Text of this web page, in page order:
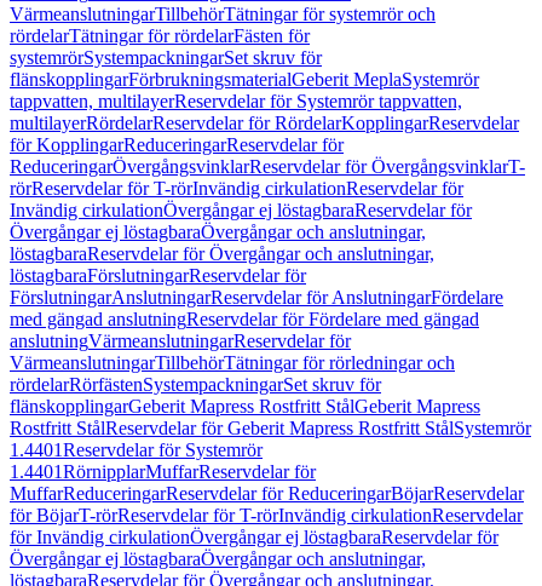
VärmeanslutningarTillbehörTätningar för systemrör och
rördelarTätningar för rördelarFästen för
systemrörSystempackningarSet skruv för
flänskopplingarFörbrukningsmaterialGeberit MeplaSystemrör
tappvatten, multilayerReservdelar för Systemrör tappvatten,
multilayerRördelarReservdelar för RördelarKopplingarReservdelar
för KopplingarReduceringarReservdelar för
ReduceringarÖvergångsvinklarReservdelar för ÖvergångsvinklarT-
rörReservdelar för T-rörInvändig cirkulationReservdelar för
Invändig cirkulationÖvergångar ej löstagbaraReservdelar för
Övergångar ej löstagbaraÖvergångar och anslutningar,
löstagbaraReservdelar för Övergångar och anslutningar,
löstagbaraFörslutningarReservdelar för
FörslutningarAnslutningarReservdelar för AnslutningarFördelare
med gängad anslutningReservdelar för Fördelare med gängad
anslutningVärmeanslutningarReservdelar för
VärmeanslutningarTillbehörTätningar för rörledningar och
rördelarRörfästenSystempackningarSet skruv för
flänskopplingarGeberit Mapress Rostfritt StålGeberit Mapress
Rostfritt StålReservdelar för Geberit Mapress Rostfritt StålSystemrör
1.4401Reservdelar för Systemrör
1.4401RörnipplarMuffarReservdelar för
MuffarReduceringarReservdelar för ReduceringarBöjarReservdelar
för BöjarT-rörReservdelar för T-rörInvändig cirkulationReservdelar
för Invändig cirkulationÖvergångar ej löstagbaraReservdelar för
Övergångar ej löstagbaraÖvergångar och anslutningar,
löstagbaraReservdelar för Övergångar och anslutningar,